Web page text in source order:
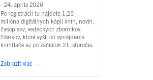
- 24. apríla 2026
Po registrácii tu nájdete 1,25
milióna digitálnych kópií kníh, novín,
časopisov, vedeckých zborníkov,
článkov, ktoré vyšli od vynájdenia
kníhtlače až po začiatok 21. storočia.
obchodne nedostupné diela,
bezplatne a z ktoréhokoľvek miesta
Európskeho hospodárskeho
Zobraziť viac →